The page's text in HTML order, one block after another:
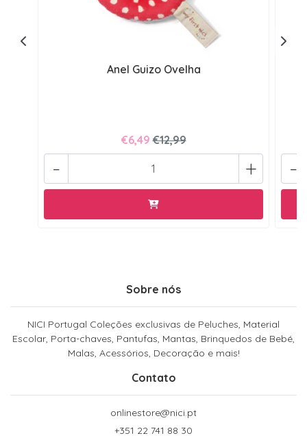
Anel Guizo Ovelha
€6,49 €12,99
+
- -
Sobre nós
NICI Portugal Coleções exclusivas de Peluches, Material
Escolar, Porta-chaves, Pantufas, Mantas, Brinquedos de Bebé,
Malas, Acessórios, Decoração e mais!
Contato
onlinestore@nici.pt
+351 22 741 88 30